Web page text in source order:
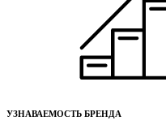
УЗНАВАЕМОСТЬ БРЕНДА